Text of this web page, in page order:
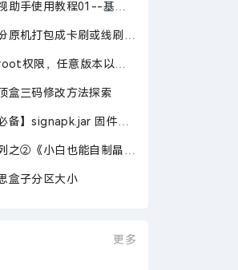
助手使用教程01--基础篇
包成卡刷或线刷固件，晶晨线刷转卡刷工具
，任意版本以最简单的方式添加root
盒三码修改方法探索
signapk.jar 固件签名信息自定义工具
《小白也能自制晶晨s905线刷固件》
盒子分区大小
更多